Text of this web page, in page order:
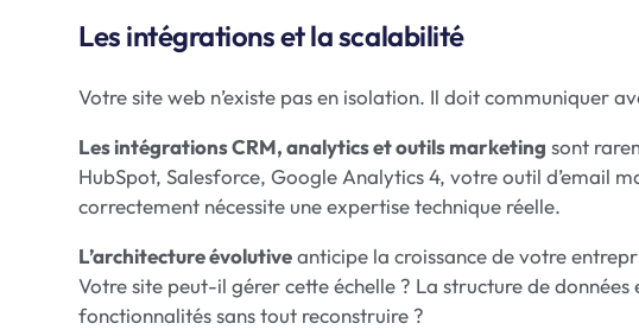
Les intégrations et la scalabilité
Votre site web n’existe pas en isolation. Il doit communiquer
Les intégrations CRM, analytics et outils marketing sont
HubSpot, Salesforce, Google Analytics 4, votre outil d’email
correctement nécessite une expertise technique réelle.
L’architecture évolutiveanticipe la croissance de votre
Votre site peut-il gérer cette échelle ? La structure de
fonctionnalités sans tout reconstruire ?